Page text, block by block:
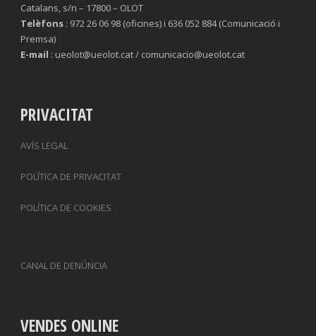
Catalans, s/n – 17800 – OLOT
Telèfons : 972 26 06 98 (oficines) i 636 052 884 (Comunicació i
Premsa)
E-mail : ueolot@ueolot.cat / comunicacio@ueolot.cat
PRIVACITAT
AVÍS LEGAL
POLÍTICA DE PRIVACITAT
POLÍTICA DE COOKIES
CANAL DE DENÚNCIA
VENDES ONLINE